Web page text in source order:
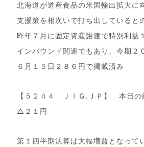
北海道が道産食品の米国輸出拡大に
支援策を相次いで打ち出していると
昨年７月に固定資産譲渡で特別利益
インバウンド関連でもあり、今期２
６月１５日２８６円で掲載済み
【５２４４ ＪＩＧ.ＪＰ】 本日の
△２１円
第１四半期決算は大幅増益となって